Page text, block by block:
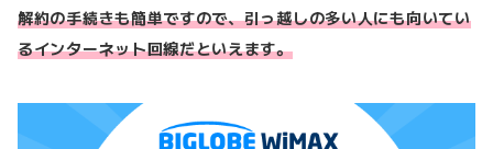
解約の手続きも簡単ですので、引っ越しの多い人にも向いてい
るインターネット回線だといえます。